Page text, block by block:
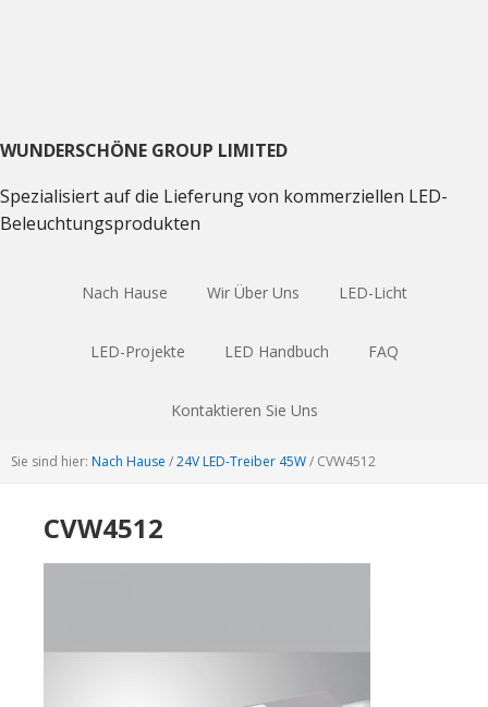
WUNDERSCHÖNE GROUP LIMITED
Spezialisiert auf die Lieferung von kommerziellen LED-
Beleuchtungsprodukten
Nach Hause Wir Über Uns LED-Licht
LED-Projekte LED Handbuch FAQ
Kontaktieren Sie Uns
Sie sind hier: Nach Hause /24V LED-Treiber 45W/ CVW4512
CVW4512